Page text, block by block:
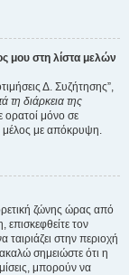
μου στη λίστα μελών
Δ. Συζήτησης”,
τη διάρκεια της
ορατοί μόνο σε
μέλος με απόκρυψη.
ζώνης ώρας από
επισκεφθείτε τον
στην περιοχή
σημειώστε ότι η
μπορούν να